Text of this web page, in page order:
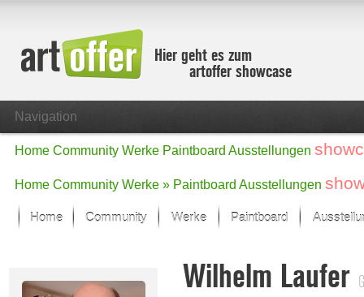
Hier geht es zum
artoffer showcase
Navigation
Home Community Werke Paintboard Ausstellungen
Home Community Werke » Paintboard Ausstellungen
Home Community Werke
Der letzte Monat im Fokus
Alle Fokus-Werke
Paintboard
Wilhelm Laufer